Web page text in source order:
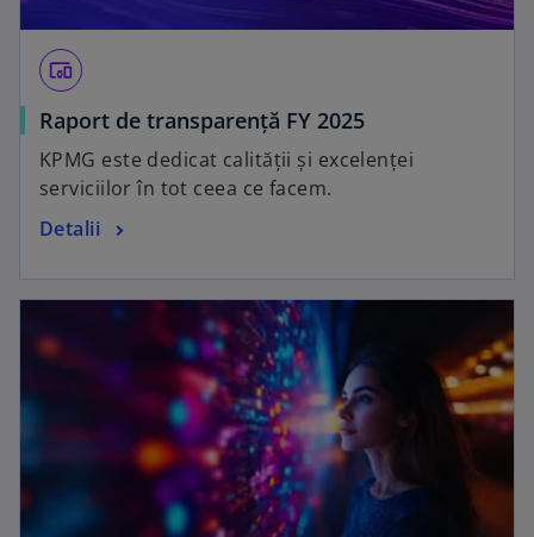
devices_other
Raport de transparență FY 2025
KPMG este dedicat calității și excelenței
serviciilor în tot ceea ce facem.
Detalii